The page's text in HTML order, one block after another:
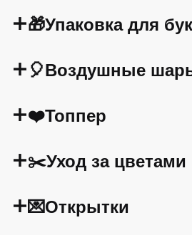
🎁Упаковка для
🎈Воздушные
❤️Топпер
✂️Уход за цветами
💌Открытки